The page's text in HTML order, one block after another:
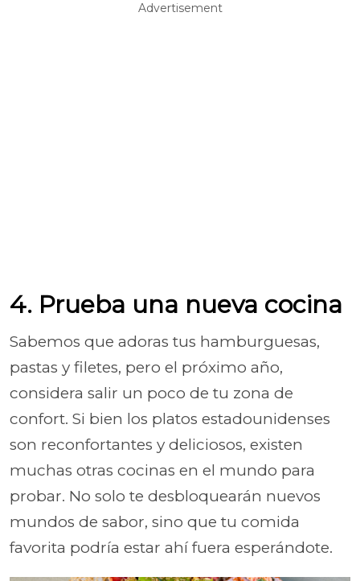
Advertisement
4. Prueba una nueva cocina
Sabemos que adoras tus hamburguesas,
pastas y filetes, pero el próximo año,
considera salir un poco de tu zona de
confort. Si bien los platos estadounidenses
son reconfortantes y deliciosos, existen
muchas otras cocinas en el mundo para
probar. No solo te desbloquearán nuevos
mundos de sabor, sino que tu comida
favorita podría estar ahí fuera esperándote.